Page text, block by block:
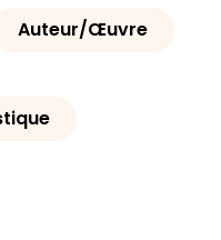
Auteur/Œuvre